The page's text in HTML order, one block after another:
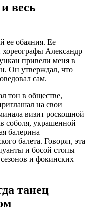
весь
ее обаяния. Ее
Александр
привели меня в
Он утверждал, что
сам.
тон в обществе,
на свои
визит роскошной
соболя, украшенной
балерина
балета. Говорят, эта
и босой стопы —
и фокинских
танец